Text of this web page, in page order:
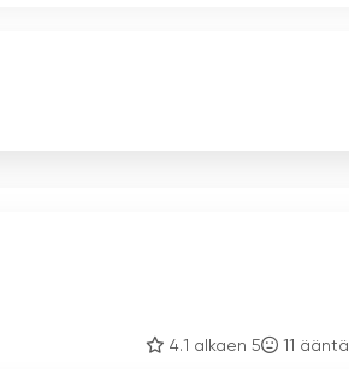
4.1 alkaen 5 11 ääntä